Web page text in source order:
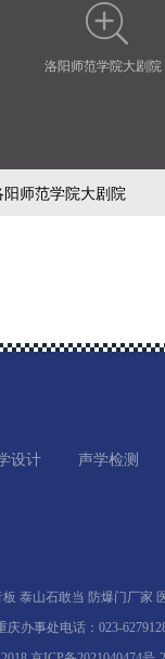
洛阳师范学院大剧院
阳师范学院大剧院
设计 声学检测
板 泰山石敢当 防爆门厂家
办事处电话：023-